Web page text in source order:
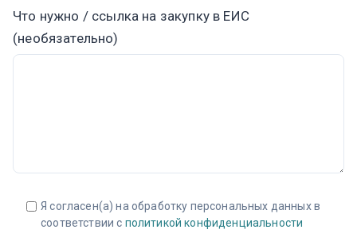
Что нужно / ссылка на закупку в ЕИС
(необязательно)
Я согласен(а) на обработку персональных данных в
соответствии с политикой конфиденциальности